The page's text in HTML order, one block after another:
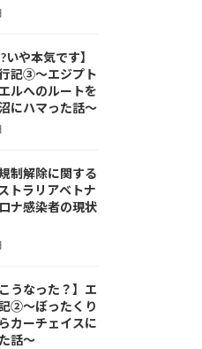
いや本気です】
記③〜エジプト
ルへのルートを
にハマった話〜
制解除に関する
トラリアベトナ
ナ感染者の現状
うなった？】エ
②～ぼったくり
カーチェイスに
話～